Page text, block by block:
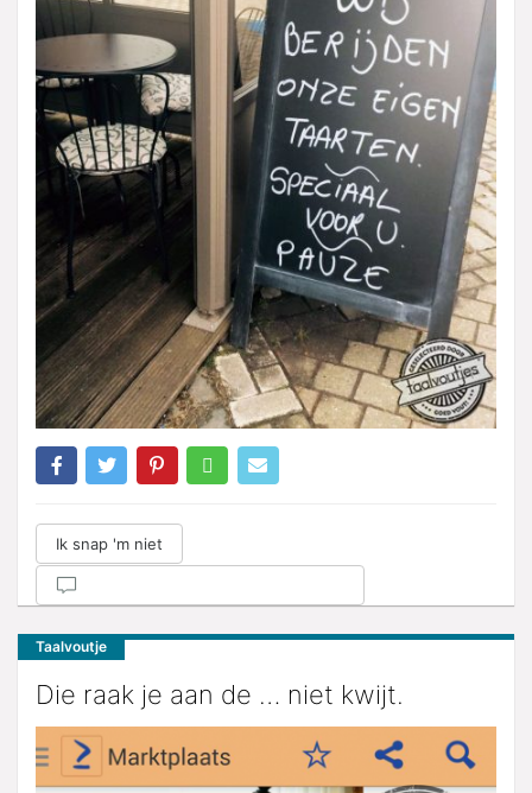
Ik snap 'm niet
Taalvoutje
Die raak je aan de … niet kwijt.